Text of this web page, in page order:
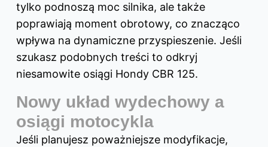
tylko podnoszą moc silnika, ale także
poprawiają moment obrotowy, co znacząco
wpływa na dynamiczne przyspieszenie. Jeśli
szukasz podobnych treści to odkryj
niesamowite osiągi Hondy CBR 125.
Nowy układ wydechowy a
osiągi motocykla
Jeśli planujesz poważniejsze modyfikacje,